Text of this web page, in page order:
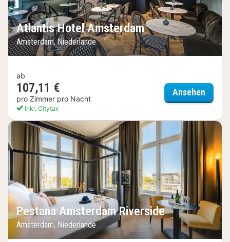
Atlantis Hotel Amsterdam
Amsterdam, Niederlande
ab
107,11 €
pro Zimmer pro Nacht
Inkl. Citytax
Ansehen
Pestana Amsterdam Riverside
Amsterdam, Niederlande